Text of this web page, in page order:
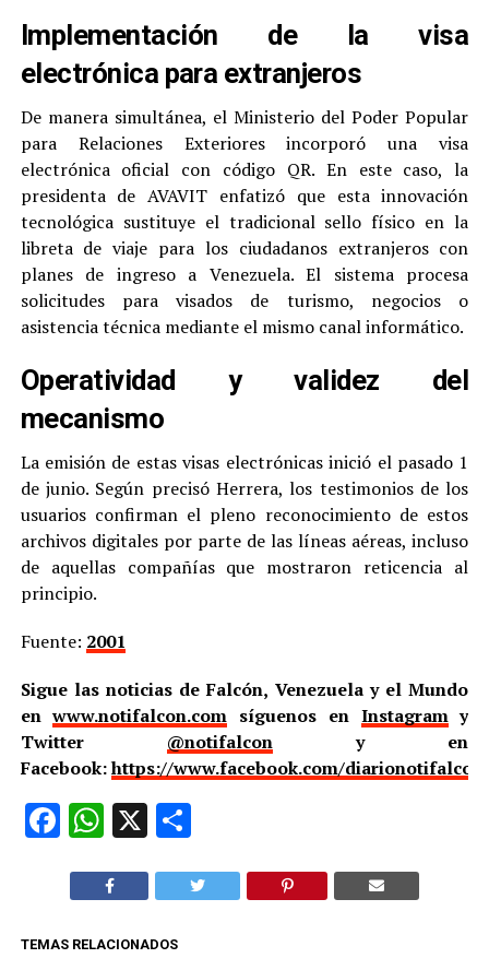
Implementación de la visa
electrónica para extranjeros
De manera simultánea, el Ministerio del Poder Popular
para Relaciones Exteriores incorporó una visa
electrónica oficial con código QR. En este caso, la
presidenta de AVAVIT enfatizó que esta innovación
tecnológica sustituye el tradicional sello físico en la
libreta de viaje para los ciudadanos extranjeros con
planes de ingreso a Venezuela. El sistema procesa
solicitudes para visados de turismo, negocios o
asistencia técnica mediante el mismo canal informático.
Operatividad y validez del
mecanismo
La emisión de estas visas electrónicas inició el pasado 1
de junio. Según precisó Herrera, los testimonios de los
usuarios confirman el pleno reconocimiento de estos
archivos digitales por parte de las líneas aéreas, incluso
de aquellas compañías que mostraron reticencia al
principio.
Fuente: 2001
Sigue las noticias de Falcón, Venezuela y el Mundo
enwww.notifalcon.com síguenos en Instagramy
Twitter @notifalcony en
Facebook:https://www.facebook.com/
Facebook
WhatsApp
X Compartir
TEMAS RELACIONADOS